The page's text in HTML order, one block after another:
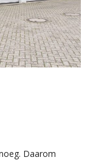
Daarom